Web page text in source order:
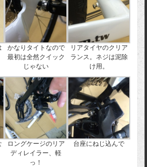
かなりタイトなので
最初は全然クイック
じゃない
リアタイヤのクリア
ランス。ネジは泥除
け用。
ロングケージのリア
ディレイラー、軽
っ！
台座にねじ込んで